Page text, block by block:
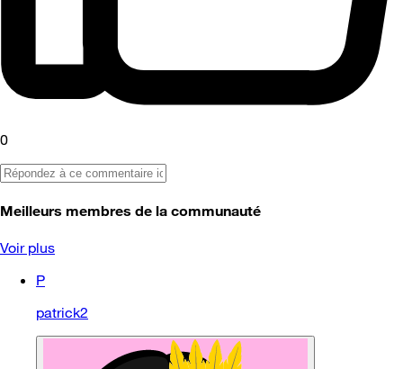
0
Meilleurs membres de la communauté
Voir plus
P
patrick2